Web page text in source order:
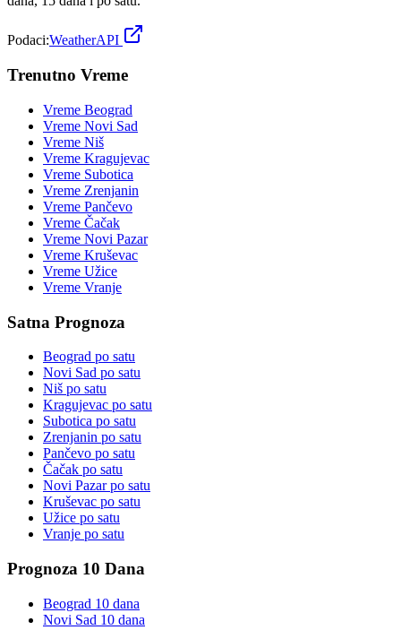
Podaci:WeatherAPI
Trenutno Vreme
Vreme Beograd
Vreme Novi Sad
Vreme Niš
Vreme Kragujevac
Vreme Subotica
Vreme Zrenjanin
Vreme Pančevo
Vreme Čačak
Vreme Novi Pazar
Vreme Kruševac
Vreme Užice
Vreme Vranje
Satna Prognoza
Beograd po satu
Novi Sad po satu
Niš po satu
Kragujevac po satu
Subotica po satu
Zrenjanin po satu
Pančevo po satu
Čačak po satu
Novi Pazarpo satu
Kruševac po satu
Užice po satu
Vranje po satu
Prognoza 10 Dana
Beograd 10 dana
Novi Sad 10 dana